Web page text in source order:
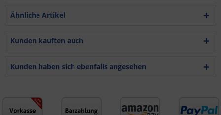
Ähnliche Artikel
Kunden kauften auch
Kunden haben sich ebenfalls angesehen